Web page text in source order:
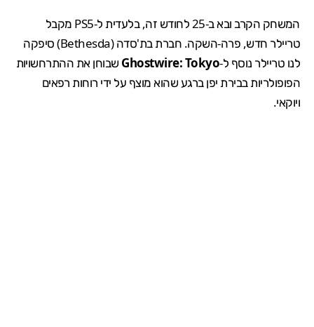
המשחק הקרב ובא ב-25 לחודש זה, בלעדית ל-PS5 מקבל
טריילר חדש, פרה-השקה. חברת בת'סדה (Bethesda) סיפקה
לנו טריילר נוסף ל-Ghostwire: Tokyo שבוחן את ההתרחשויות
הפופולריותבבירת יפן ברגע שהוא מוצף על ידי רוחות רפאים
ויוקאי.